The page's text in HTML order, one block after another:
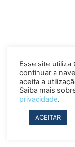
Esse site utiliza
continuar a
aceita a
Saiba mais
privacidade.
ACEITAR